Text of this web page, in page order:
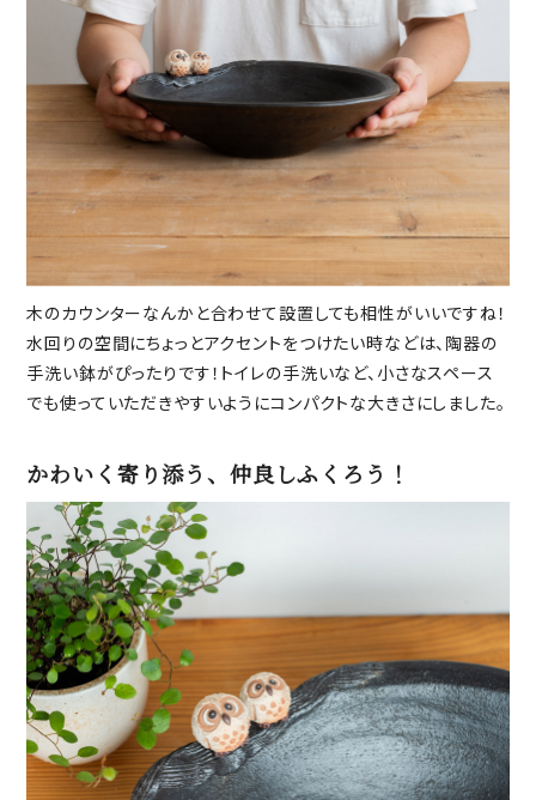
木のカウンターなんかと合わせて設置しても相性がいいですね！
水回りの空間にちょっとアクセントをつけたい時などは、陶器の
手洗い鉢がぴったりです！トイレの手洗いなど、小さなスペース
でも使っていただきやすいようにコンパクトな大きさにしました。
かわいく寄り添う、仲良しふくろう！